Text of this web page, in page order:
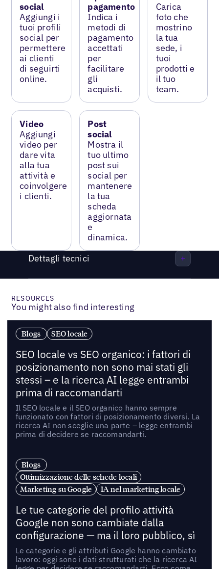
social
Aggiungi i
tuoi profili
social per
permettere
ai clienti
di seguirti
online.
pagamento
Indica i
metodi di
pagamento
accettati
per
facilitare
gli
acquisti.
Carica
foto che
mostrino
la tua
sede, i
tuoi
prodotti e
il tuo
team.
Video
Aggiungi
video per
dare vita
alla tua
attività e
coinvolgere
i clienti.
Post
social
Mostra il
tuo ultimo
post sui
social per
mantenere
la tua
scheda
aggiornata
e
dinamica.
Dettagli tecnici
RESOURCES
You might also find interesting
Blogs SEO locale
SEO locale vs SEO organico: i fattori di
posizionamento non sono mai stati gli
stessi – e la ricerca AI legge entrambi
prima di raccomandarti
Il SEO locale e il SEO organico hanno sempre
funzionato con fattori di posizionamento diversi. La
ricerca AI non sceglie una parte – legge entrambi
prima di decidere se raccomandarti.
Blogs
Ottimizzazione delle schede locali
Marketing su Google
IA nel marketing locale
Le tue categorie del profilo attività
Google non sono cambiate dalla
configurazione — ma il loro pubblico, sì
Le categorie e gli attributi Google hanno cambiato
lavoro: oggi sono i dati strutturati che la ricerca AI